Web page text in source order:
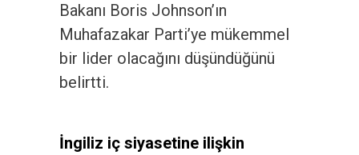
Bakanı Boris Johnson’ın
Muhafazakar Parti’ye mükemmel
bir lider olacağını düşündüğünü
belirtti.
İngiliz iç siyasetine ilişkin